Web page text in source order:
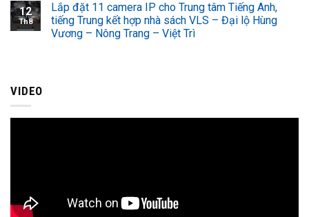
12
Th8
Lắp đặt 11 camera IP cho Trung tâm Tiếng Anh,
tiếng Trung kết hợp nhà sách VLS – Đại lộ Hùng
Vương – Nông Trang – Việt Trì
VIDEO